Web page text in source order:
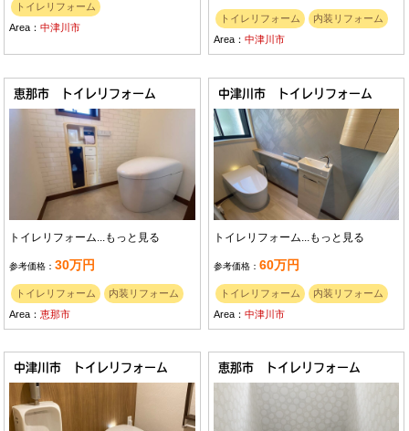
トイレリフォーム
Area：中津川市
トイレリフォーム
内装リフォーム
Area：中津川市
恵那市 トイレリフォーム
トイレリフォーム... もっと見る
参考価格：30万円
トイレリフォーム
内装リフォーム
Area：恵那市
中津川市 トイレリフォーム
トイレリフォーム... もっと見る
参考価格：60万円
トイレリフォーム
内装リフォーム
Area：中津川市
中津川市 トイレリフォーム 恵那市 トイレリフォーム